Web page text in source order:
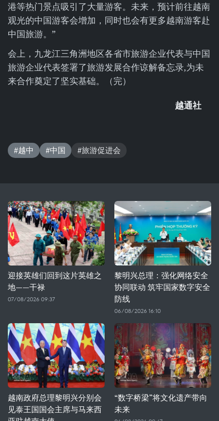
港等热门景点吸引了大量游客。未来，预计前往越南
观光的中国游客会增加，同时也会有更多越南游客赴
中国旅游。”
会上，九龙江三角洲地区各省市旅游企业代表与中国
旅游企业代表签署了旅游发展合作谅解备忘录,为未
来合作奠定了坚实基础。（完）
越通社
#越中 #中国 #旅游促进会
迎接英雄们回到这片英雄之
地——干禄
07/08/2026 09:37
黎明兴总理：强化网络安全
协同联动 筑牢国家数字安全
防线
06/08/2026 16:10
越南政府总理黎明兴分别会
见泰王国国会主席与马来西
“数字桥梁”将文化遗产带向
未来